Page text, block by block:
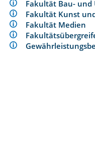
Fakultät Bau-
Fakultät Kunst
Fakultät Medien